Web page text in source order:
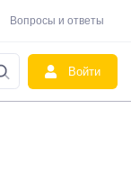
Вопросы и ответы
Войти